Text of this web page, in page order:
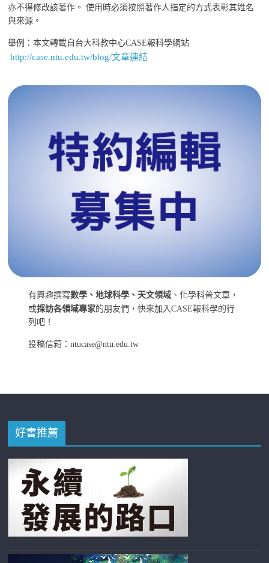
亦不得修改該著作。 使用時必須按照著作人指定的方式表彰其姓名
與來源。
舉例：本文轉載自台大科教中心CASE報科學網站
http://case.ntu.edu.tw/blog/文章連結
有興趣撰寫數學、地球科學、天文領域 、化學科普文章，
或採訪各領域專家的朋友們，快來加入CASE報科學的行
列吧！
投稿信箱：ntucase@ntu.edu.tw
好書推薦